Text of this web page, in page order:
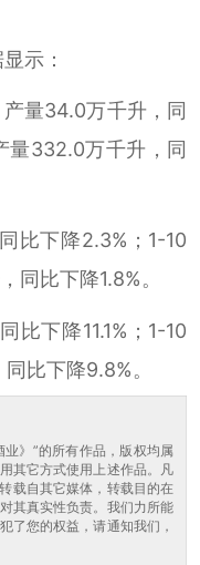
示：
量34.0万千升，同
量332.0万千升，同
比下降2.3%；1-10
同比下降1.8%。
比下降11.1%；1-10
比下降9.8%。
业》”的所有作品，版权均属
其它方式使用上述作品。凡
载自其它媒体，转载目的在
其真实性负责。我们力所能
了您的权益，请通知我们，